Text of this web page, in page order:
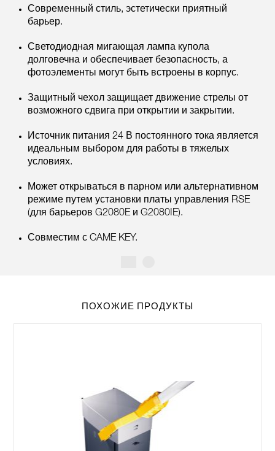
Современный стиль, эстетически приятный
барьер.
Светодиодная мигающая лампа купола
долговечна и обеспечивает безопасность, а
фотоэлементы могут быть встроены в корпус.
Защитный чехол защищает движение стрелы от
возможного сдвига при открытии и закрытии.
Источник питания 24 В постоянного тока является
идеальным выбором для работы в тяжелых
условиях.
Может открываться в парном или альтернативном
режиме путем установки платы управления RSE
(для барьеров G2080E и G2080IE).
Совместим с CAME KEY.
ПОХОЖИЕ ПРОДУКТЫ